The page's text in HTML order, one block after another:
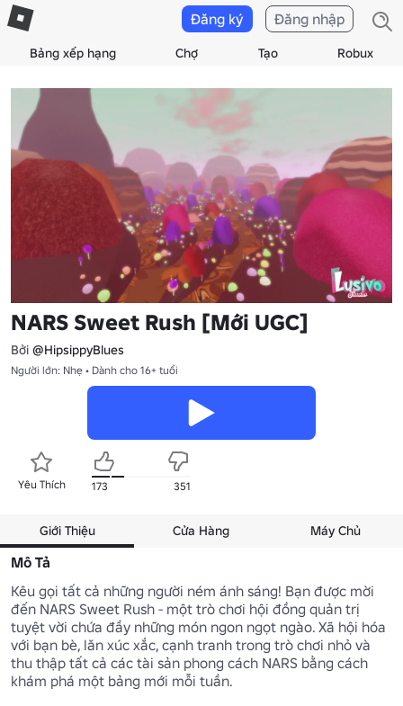
Bảng xếp hạng Chợ Tạo Robux
Đăng ký Đăng nhập
NARS Sweet Rush [Mới UGC]
Bởi @HipsippyBlues
Người lớn: Nhẹ • Dành cho 16+ tuổi
Yêu Thích 173 351
Giới Thiệu Cửa Hàng Máy Chủ
Mô Tả
Kêu gọi tất cả những người ném ánh sáng! Bạn được mời
đến NARS Sweet Rush - một trò chơi hội đồng quản trị
tuyệt vời chứa đầy những món ngon ngọt ngào. Xã hội hóa
với bạn bè, lăn xúc xắc, cạnh tranh trong trò chơi nhỏ và
thu thập tất cả các tài sản phong cách NARS bằng cách
khám phá một bảng mới mỗi tuần.